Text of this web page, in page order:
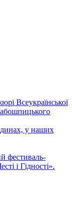
Всеукраїнської
у наших
фестиваль-
і Гідності».